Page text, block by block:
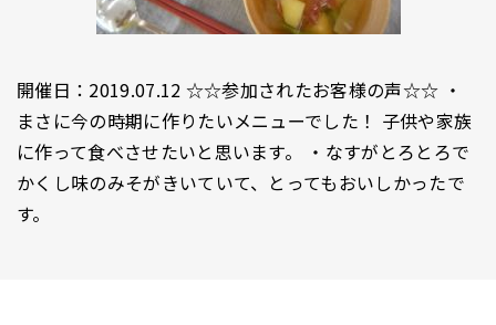
開催日：2019.07.12 ☆☆参加されたお客様の声☆☆ ・
まさに今の時期に作りたいメニューでした！ 子供や家族
に作って食べさせたいと思います。 ・なすがとろとろで
かくし味のみそがきいていて、とってもおいしかったで
す。